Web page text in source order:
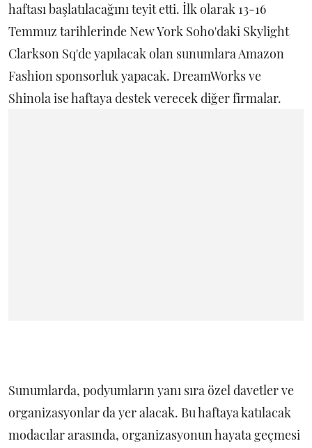
haftası başlatılacağını teyit etti. İlk olarak 13-16
Temmuz tarihlerinde New York Soho'daki Skylight
Clarkson Sq'de yapılacak olan sunumlara Amazon
Fashion sponsorluk yapacak. DreamWorks ve
Shinola ise haftaya destek verecek diğer firmalar.
Sunumlarda, podyumların yanı sıra özel davetler ve
organizasyonlar da yer alacak. Bu haftaya katılacak
modacılar arasında, organizasyonun hayata geçmesi